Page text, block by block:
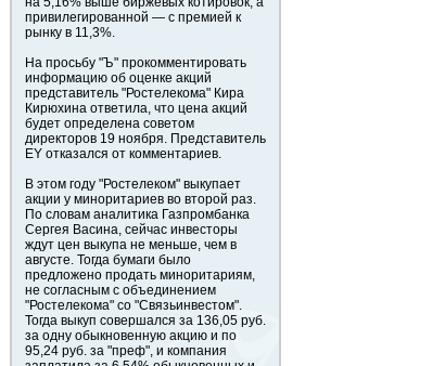
привилегированной — с премией к
рынку в 11,3%.
На просьбу "Ъ" прокомментировать
информацию об оценке акций
представитель "Ростелекома" Кира
Кирюхина ответила, что цена акций
будет определена советом
директоров 19 ноября. Представитель
EY отказался от комментариев.
В этом году "Ростелеком" выкупает
акции у миноритариев во второй раз.
По словам аналитика Газпромбанка
Сергея Васина, сейчас инвесторы
ждут цен выкупа не меньше, чем в
августе. Тогда бумаги было
предложено продать миноритариям,
не согласным с объединением
"Ростелекома" со "Связьинвестом".
Тогда выкуп совершался за 136,05 руб.
за одну обыкновенную акцию и по
95,24 руб. за "преф", и компания